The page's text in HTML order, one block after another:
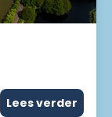
Lees verder